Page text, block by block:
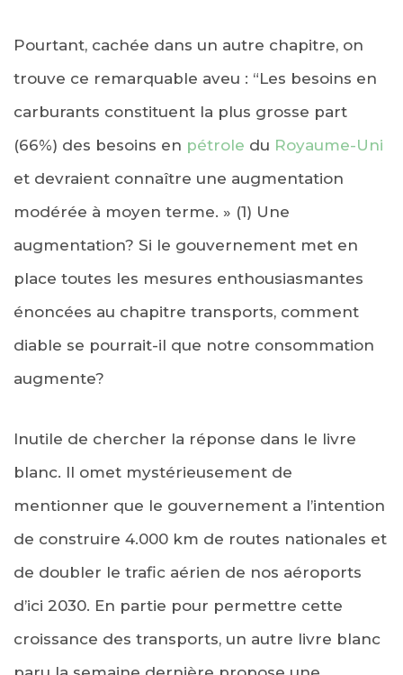
Pourtant, cachée dans un autre chapitre, on
trouve ce remarquable aveu : “Les besoins en
carburants constituent la plus grosse part
(66%) des besoins en pétrole du Royaume-Uni
et devraient connaître une augmentation
modérée à moyen terme. » (1) Une
augmentation? Si le gouvernement met en
place toutes les mesures enthousiasmantes
énoncées au chapitre transports, comment
diable se pourrait-il que notre consommation
augmente?
Inutile de chercher la réponse dans le livre
blanc. Il omet mystérieusement de
mentionner que le gouvernement a l’intention
de construire 4.000 km de routes nationales et
de doubler le trafic aérien de nos aéroports
d’ici 2030. En partie pour permettre cette
croissance des transports, un autre livre blanc